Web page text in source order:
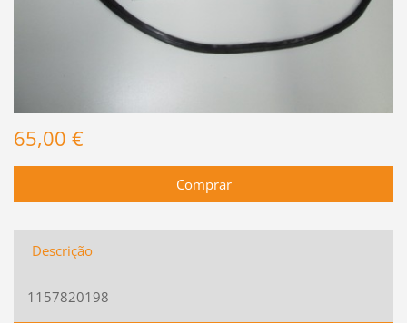
65,00 €
Descrição
1157820198